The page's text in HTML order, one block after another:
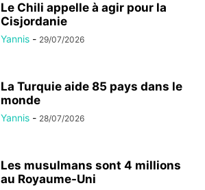
Le Chili appelle à agir pour la
Cisjordanie
Yannis - 29/07/2026
La Turquie aide 85 pays dans le
monde
Yannis - 28/07/2026
Les musulmans sont 4 millions
au Royaume-Uni